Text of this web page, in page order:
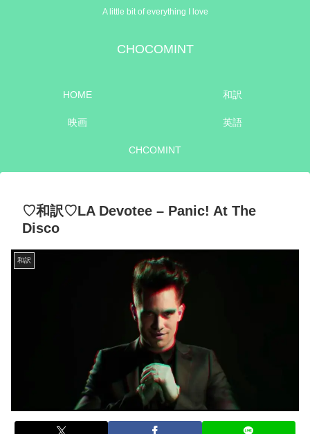
A little bit of everything I love
CHOCOMINT
HOME 和訳
映画 英語
CHCOMINT
♡和訳♡LA Devotee – Panic! At The
Disco
和訳